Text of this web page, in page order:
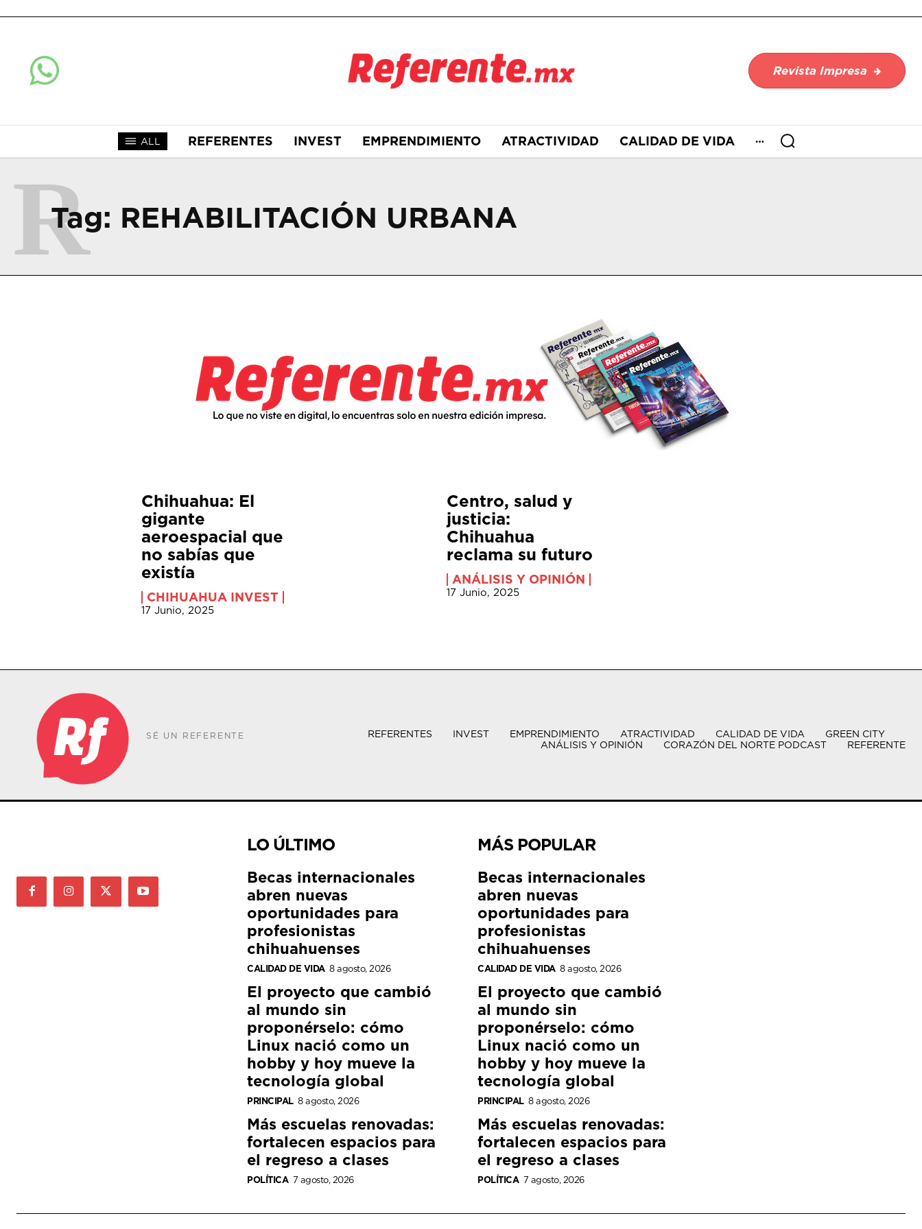
Revista Impresa
ALL REFERENTES INVEST EMPRENDIMIENTO ATRACTIVIDAD CALIDAD DE VIDA
Tag: REHABILITACIÓN URBANA
R
Chihuahua: El
gigante
aeroespacial que
no sabías que
existía
CHIHUAHUA INVEST
17 Junio, 2025
Centro, salud y
justicia:
Chihuahua
reclama su futuro
ANÁLISIS Y OPINIÓN
17 Junio, 2025
SÉ UN REFERENTE REFERENTES INVEST EMPRENDIMIENTO ATRACTIVIDAD CALIDAD DE VIDA
GREEN CITY
ANÁLISIS Y OPINIÓN
CORAZÓN DEL NORTE PODCAST REFERENTE
LO ÚLTIMO
Becas internacionales
abren nuevas
oportunidades para
profesionistas
chihuahuenses
CALIDAD DE VIDA 8 agosto, 2026
El proyecto que cambió
al mundo sin
proponérselo: cómo
Linux nació como un
hobby y hoy mueve la
tecnología global
PRINCIPAL 8 agosto, 2026
Más escuelas renovadas:
fortalecen espacios para
el regreso a clases
POLÍTICA 7 agosto, 2026
MÁS POPULAR
Becas internacionales
abren nuevas
oportunidades para
profesionistas
chihuahuenses
CALIDAD DE VIDA 8 agosto, 2026
El proyecto que cambió
al mundo sin
proponérselo: cómo
Linux nació como un
hobby y hoy mueve la
tecnología global
PRINCIPAL 8 agosto, 2026
Más escuelas renovadas:
fortalecen espacios para
el regreso a clases
POLÍTICA 7 agosto, 2026